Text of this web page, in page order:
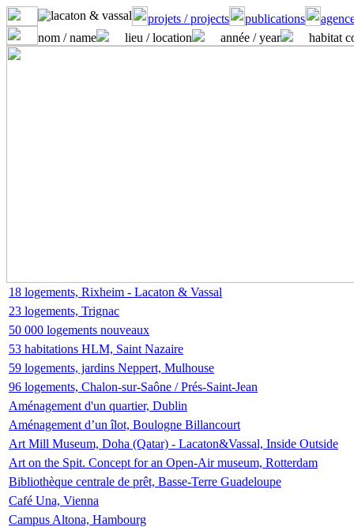
projets / projects publications
nom / name
lieu / location année / year habitat
18 logements, Rixheim - Lacaton & Vassal
23 logements, Trignac
50 000 logements nouveaux
53 habitations HLM, Saint Nazaire
59 logements, jardins Neppert, Mulhouse
96 logements, Chalon-sur-Saône / Prés-Saint-Jean
Aménagement d'un quartier, Dublin
Aménagement d’un îlot, Boulogne Billancourt
Art Mill Museum, Doha (Qatar) - Lacaton&Vassal, Inside Outside
Art on the Spit. Concept for an Open-Air museum, Rotterdam
Bibliothèque centrale de prêt, Basse-Terre Guadeloupe
Café Una, Vienna
Campus Altona, Hambourg